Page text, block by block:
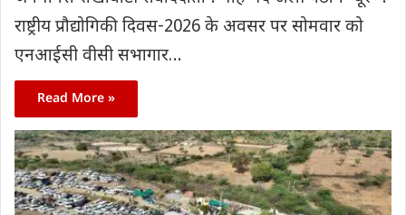
राष्ट्रीय प्रौद्योगिकी दिवस-2026 के अवसर पर सोमवार को
एनआईसी वीसी सभागार…
Read More »